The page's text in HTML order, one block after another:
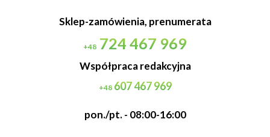
Sklep-zamówienia, prenumerata
+48 724 467 969
Współpraca redakcyjna
+48607 467 969
pon./pt. - 08:00-16:00